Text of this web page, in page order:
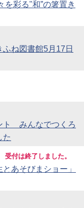
彩る"和”の箸置き
ふね図書館5月17日
ト みんなでつくろ
た
受付は終了しました。
あそびまショー」